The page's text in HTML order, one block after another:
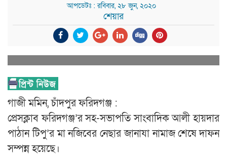
আপডেটঃ : রবিবার, ২৮ জুন, ২০২০
শেয়ার
গাজী মমিন, চাঁদপুর ফরিদগঞ্জ :
প্রেসক্লাব ফরিদগঞ্জ’র সহ-সভাপতি সাংবাদিক আলী হায়দার
পাঠান টিপু’র মা নজিবের নেছার জানাযা নামাজ শেষে দাফন
সম্পন্ন হয়েছে।